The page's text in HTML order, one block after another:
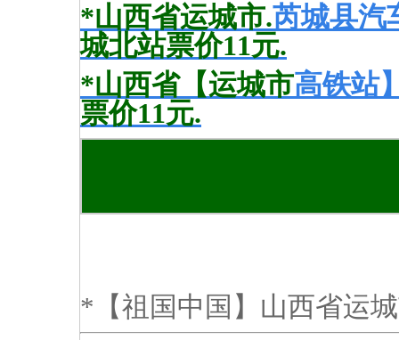
*山西省运城市.芮城县汽
城北站票价11元.
*山西省【运城市高铁站
票价11元.
*【祖国中国】山西省运